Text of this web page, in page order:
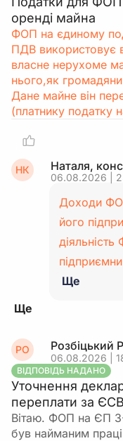
оренді майна
ФОП на єдиному
ПДВ використовує в
власне нерухоме
нього,як
Дане майне він
(платнику податку
НК Наталя,
06.08.2026 |
Доходи
його
Ще
РО Розбіцький
06.08.2026 |
ВІДПОВІДЬ НАДАНО
Уточнення
переплати за
Вітаю. ФОП на ЄП
був найманим